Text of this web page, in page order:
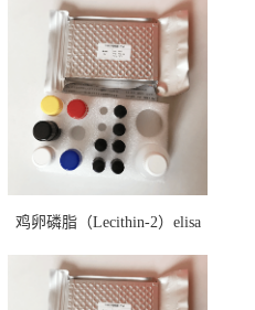
鸡卵磷脂（Lecithin-2）elisa